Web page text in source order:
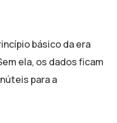
básico da era
ela, os dados ficam
para a